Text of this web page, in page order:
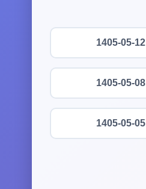
1405-05-12
1405-05-08
1405-05-05